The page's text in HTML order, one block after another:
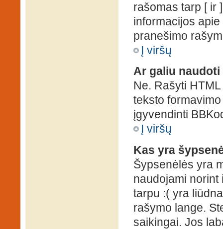
rašomas tarp [ ir
informacijos
pranešimo
Į viršų
Ar galiu naudoti
Ne. Rašyti
teksto
įgyvendinti
Į viršų
Kas yra
Šypsenėlės yra
naudojami norint
tarpu :( yra
rašymo lange.
saikingai. Jos